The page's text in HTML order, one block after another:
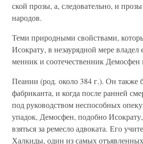
ской прозы, а, следовательно, и
на­родов.
Теми природными свойствами,
Исократу, в незаурядной мере
менник и соотечественник Демосфен
Пеании (род. около 384 г.). Он также
фабриканта, и когда после ранней
под руководством неспособных
упадок, Де­мосфен, подобно
взяться за ре­месло адвоката. Его
Халкиды, один из самых